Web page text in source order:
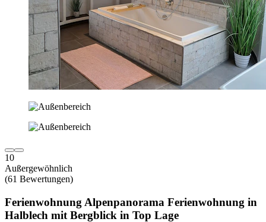
10
Außergewöhnlich
(61 Bewertungen)
Ferienwohnung Alpenpanorama Ferienwohnung in
Halblech mit Bergblick in Top Lage